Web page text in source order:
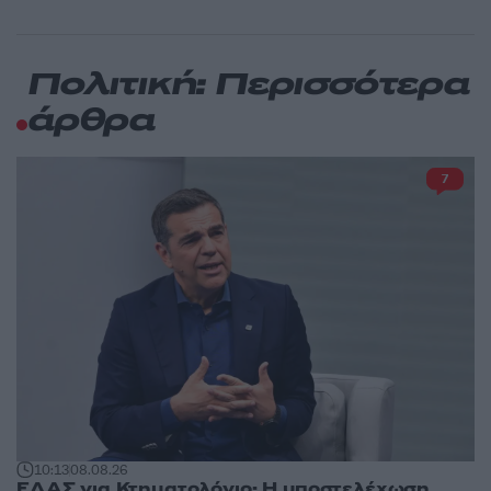
Πολιτική: Περισσότερα
άρθρα
10:1308.08.26
7